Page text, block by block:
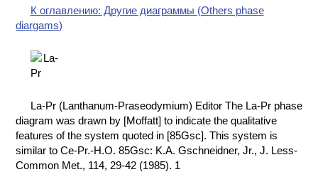
ВРЕДНЫЕ
ФАКТОРЫ
ХИМИЯ НА
ПРОИЗВОДСТВЕ
И ХИМИЧЕСКАЯ
К оглавлению: Другие диаграммы (Others phase
diargams)
La-Pr (Lanthanum-Praseodymium) Editor The La-Pr phase
diagram was drawn by [Moffatt] to indicate the qualitative
features of the system quoted in [85Gsc]. This system is
similar to Ce-Pr.-H.O. 85Gsc: K.A. Gschneidner, Jr., J. Less-
Common Met., 114, 29-42 (1985). 1